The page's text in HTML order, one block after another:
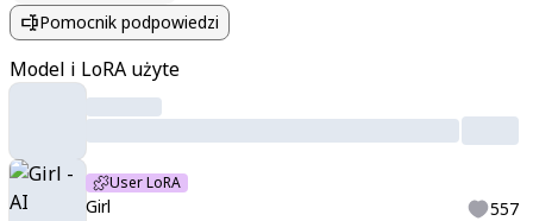
Pomocnik podpowiedzi
Model i LoRA użyte
User LoRA
Girl 557